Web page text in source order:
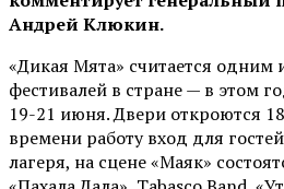
Андрей Клюкин.
«Дикая Мята» считается
фестивалей в стране — в этом
19-21 июня. Двери откроются
времени работу вход для
лагеря, на сцене «Маяк»